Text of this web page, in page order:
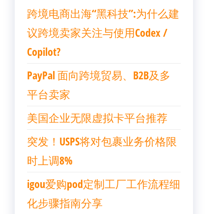
跨境电商出海“黑科技”:为什么建
议跨境卖家关注与使用Codex /
Copilot?
PayPal 面向跨境贸易、B2B及多
平台卖家
美国企业无限虚拟卡平台推荐
突发！USPS将对包裹业务价格限
时上调8%
igou爱购pod定制工厂工作流程细
化步骤指南分享